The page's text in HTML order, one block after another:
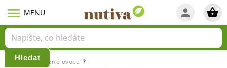
Hledat
Domů / Sušené ovoce /